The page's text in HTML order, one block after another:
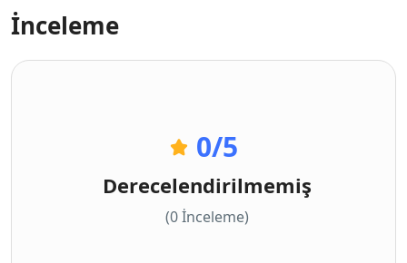
İnceleme
0/5
Derecelendirilmemiş
(0 İnceleme)